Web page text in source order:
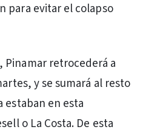
para evitar el colapso
Pinamar retrocederá a
y se sumará al resto
estaban en esta
o La Costa. De esta